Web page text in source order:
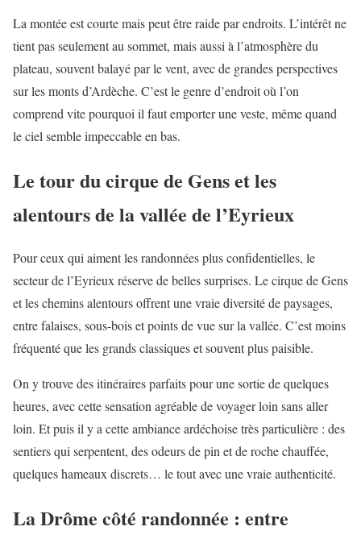
La montée est courte mais peut être raide par endroits. L’intérêt ne
tient pas seulement au sommet, mais aussi à l’atmosphère du
plateau, souvent balayé par le vent, avec de grandes perspectives
sur les monts d’Ardèche. C’est le genre d’endroit où l’on
comprend vite pourquoi il faut emporter une veste, même quand
le ciel semble impeccable en bas.
Le tour du cirque de Gens et les
alentours de la vallée de l’Eyrieux
Pour ceux qui aiment les randonnées plus confidentielles, le
secteur de l’Eyrieux réserve de belles surprises. Le cirque de Gens
et les chemins alentours offrent une vraie diversité de paysages,
entre falaises, sous-bois et points de vue sur la vallée. C’est moins
fréquenté que les grands classiques et souvent plus paisible.
On y trouve des itinéraires parfaits pour une sortie de quelques
heures, avec cette sensation agréable de voyager loin sans aller
loin. Et puis il y a cette ambiance ardéchoise très particulière : des
sentiers qui serpentent, des odeurs de pin et de roche chauffée,
quelques hameaux discrets… le tout avec une vraie authenticité.
La Drôme côté randonnée : entre